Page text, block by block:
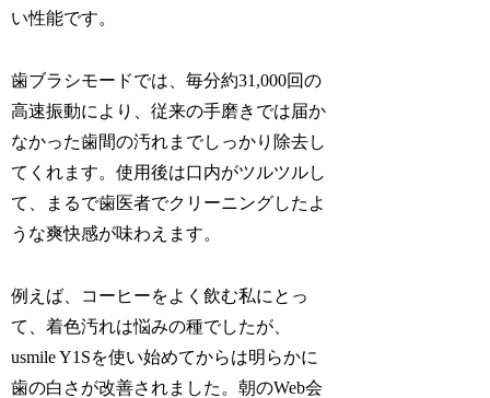
い性能です。
歯ブラシモードでは、毎分約31,000回の
高速振動により、従来の手磨きでは届か
なかった歯間の汚れまでしっかり除去し
てくれます。使用後は口内がツルツルし
て、まるで歯医者でクリーニングしたよ
うな爽快感が味わえます。
例えば、コーヒーをよく飲む私にとっ
て、着色汚れは悩みの種でしたが、
usmile Y1Sを使い始めてからは明らかに
歯の白さが改善されました。朝のWeb会